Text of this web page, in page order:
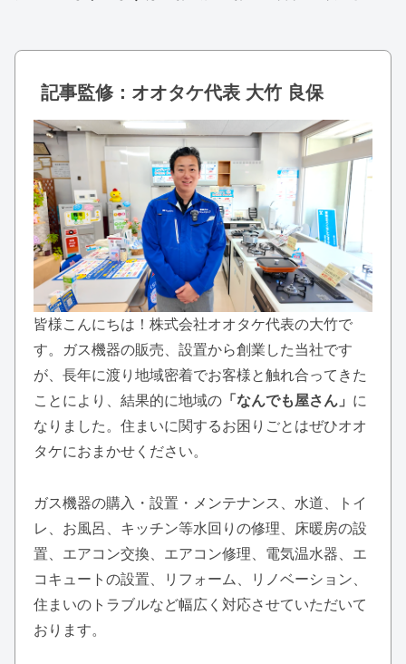
記事監修：オオタケ代表 大竹 良保
皆様こんにちは！株式会社オオタケ代表の大竹で
す。ガス機器の販売、設置から創業した当社です
が、長年に渡り地域密着でお客様と触れ合ってきた
ことにより、結果的に地域の 「なんでも屋さん」 に
なりました。住まいに関するお困りごとはぜひオオ
タケにおまかせください。
ガス機器の購入・設置・メンテナンス、水道、トイ
レ、お風呂、キッチン等水回りの修理、床暖房の設
置、エアコン交換、エアコン修理、電気温水器、エ
コキュートの設置、リフォーム、リノベーション、
住まいのトラブルなど幅広く対応させていただいて
おります。